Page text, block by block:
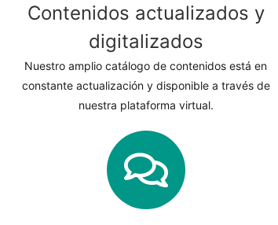
Contenidos actualizados y
digitalizados
Nuestro amplio catálogo de contenidos está en
constante actualización y disponible a través de
nuestra plataforma virtual.